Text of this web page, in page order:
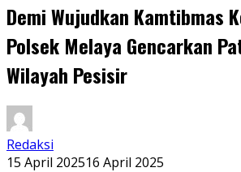
Demi Wujudkan Kamtibmas
Polsek Melaya Gencarkan
Wilayah Pesisir
Redaksi
15 April 202516 April 2025